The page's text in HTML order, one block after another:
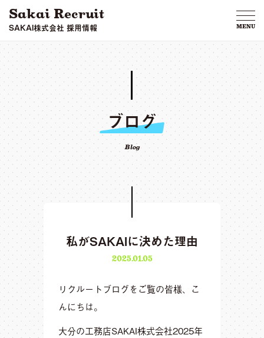
Sakai Recruit
SAKAI株式会社 採用情報 MENU
ブログ
Blog
私がSAKAIに決めた理由
2025.01.05
リクルートブログをご覧の皆様、こ
んにちは。
大分の工務店SAKAI株式会社2025年